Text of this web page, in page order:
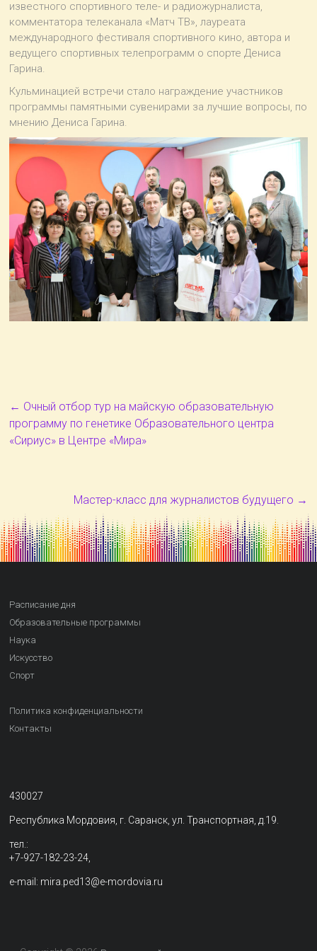
«Мира»
известного спортивного теле- и радиожурналиста,
комментатора телеканала «Матч ТВ», лауреата
международного фестиваля спортивного кино, автора и
ведущего спортивных телепрограмм о спорте Дениса
Гарина.
Кульминацией встречи стало награждение участников
программы памятными сувенирами за лучшие вопросы, по
мнению Дениса Гарина.
← Очный отбор тур на майскую образовательную
программу по генетике Образовательного центра
«Сириус» в Центре «Мира»
Мастер-класс для журналистов будущего →
Расписание дня
Образовательные программы
Наука
Искусство
Спорт
Политика конфиденциальности
Контакты
430027
Республика Мордовия, г. Саранск, ул. Транспортная, д.19.
тел.:
+7-927-182-23-24,
e-mail: mira.ped13@e-mordovia.ru